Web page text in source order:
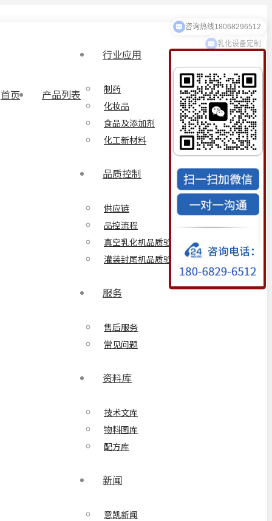
首页 产品列表
行业应用
制药
化妆品
食品及添加剂
化工新材料
品质控制
供应链
品控流程
真空乳化机品质验证方案
灌装封尾机品质验证方案
服务
售后服务
常见问题
资料库
技术文库
物料图库
配方库
新闻
意凯新闻